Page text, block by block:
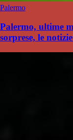
Palermo
Palermo, ultime
sorprese, le